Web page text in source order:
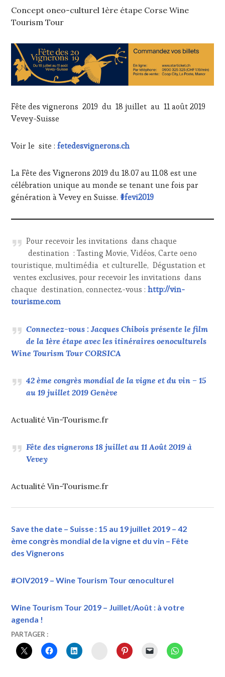
TOUR
MOVIE,
Concept oneo-culturel 1ère étape Corse Wine
Tourism Tour
Fête des vignerons 2019 du 18 juillet au 11 août 2019
Vevey-Suisse
Voir le site :fetedesvignerons.ch
La Fête des Vignerons 2019 du 18.07 au 11.08 est une
célébration unique au monde se tenant une fois par
génération à Vevey en Suisse. #fevi2019
Pour recevoir les invitations dans chaque
destination : Tasting Movie, Vidéos, Carte oeno
touristique, multimédia et culturelle, Dégustation et
ventes exclusives, pour recevoir les invitations dans
chaque destination, connectez-vous :http://vin-
tourisme.com
Connectez-vous : Jacques Chibois présente le film
de la 1ère étape avec les itinéraires oenoculturels
Wine Tourism Tour CORSICA
42 ème congrès mondial de la vigne et du vin – 15
au 19 juillet 2019 Genève
Actualité Vin-Tourisme.fr
Fête des vignerons 18 juillet au 11 Août 2019 à
Vevey
Actualité Vin-Tourisme.fr
Save the date – Suisse : 15 au 19 juillet 2019 – 42
ème congrès mondial de la vigne et du vin – Fête
des Vignerons
#OIV2019 – Wine Tourism Tour œnoculturel
Wine Tourism Tour 2019 – Juillet/Août : à votre
agenda !
21
JUIN
2019
VINTOURISME
PARTAGER :
INSTAGRAM